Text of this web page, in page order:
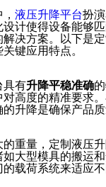
液压升降平台扮
计使得设备能够
决方案。以下是
键应用特点。
具有升降平稳准确
对高度的精准要求
升降是确保产品质
重量，定制液压
大型模具的搬运
载荷系统来适应